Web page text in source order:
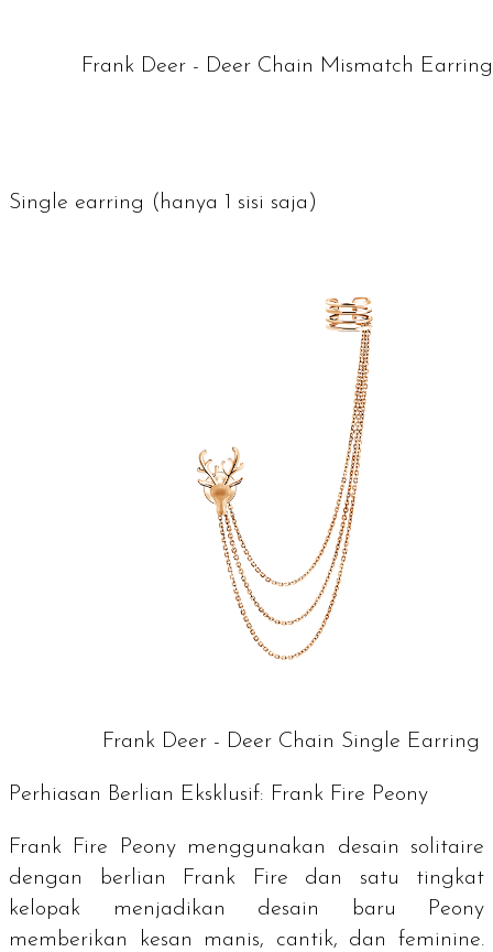
Frank Deer - Deer Chain Mismatch
Single earring (hanya 1 sisi saja)
Frank Deer - Deer Chain Single Earring
Perhiasan Berlian Eksklusif: Frank Fire Peony
Frank Fire Peony menggunakan desain solitaire
dengan berlian Frank Fire dan satu tingkat
kelopak menjadikan desain baru Peony
memberikan kesan manis, cantik, dan feminine.